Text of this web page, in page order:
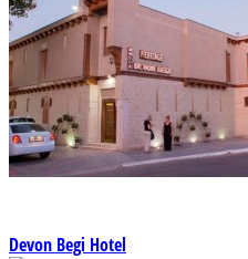
Devon Begi Hotel